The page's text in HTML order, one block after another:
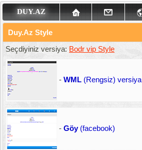
DUY.AZ
Duy.Az Style
Seçdiyiniz versiya: Bodr vip Style
- WML (Rengsiz) versiya
- Göy(facebook)